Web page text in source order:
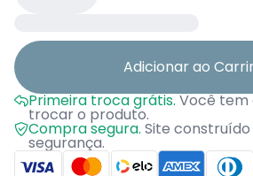
Adicionar ao
Primeira troca grátis.Você tem
trocar o produto.
Compra segura. Site
segurança.